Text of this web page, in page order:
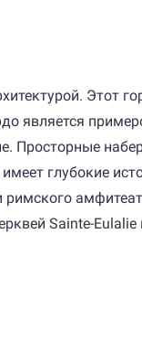
Этот
является
Просторные
глубокие
Sainte-